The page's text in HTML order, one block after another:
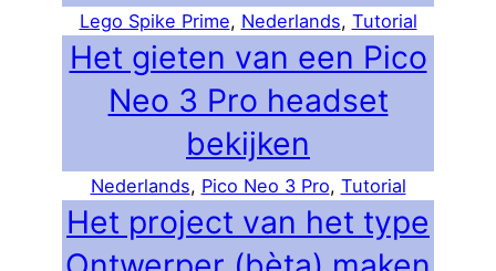
Lego Spike Prime, Nederlands, Tutorial
Het gieten van een Pico
Neo 3 Pro headset
bekijken
Nederlands, Pico Neo 3 Pro, Tutorial
Het project van het type